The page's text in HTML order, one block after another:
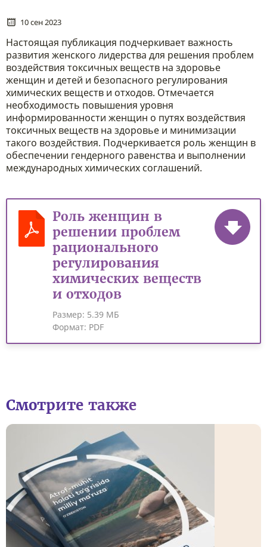
10 сен 2023
Настоящая публикация подчеркивает важность
развития женского лидерства для решения проблем
воздействия токсичных веществ на здоровье
женщин и детей и безопасного регулирования
химических веществ и отходов. Отмечается
необходимость повышения уровня
информированности женщин о путях воздействия
токсичных веществ на здоровье и минимизации
такого воздействия. Подчеркивается роль женщин в
обеспечении гендерного равенства и выполнении
международных химических соглашений.
Роль женщин в
решении проблем
рационального
регулирования
химических веществ
и отходов
Размер: 5.39 МБ
Формат: PDF
Смотрите также